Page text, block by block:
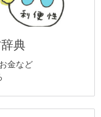
典
金など